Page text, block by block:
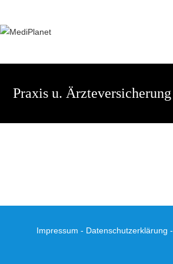
springen
Praxis u. Ärzteversicherung
Impressum - Datenschutzerklärung -